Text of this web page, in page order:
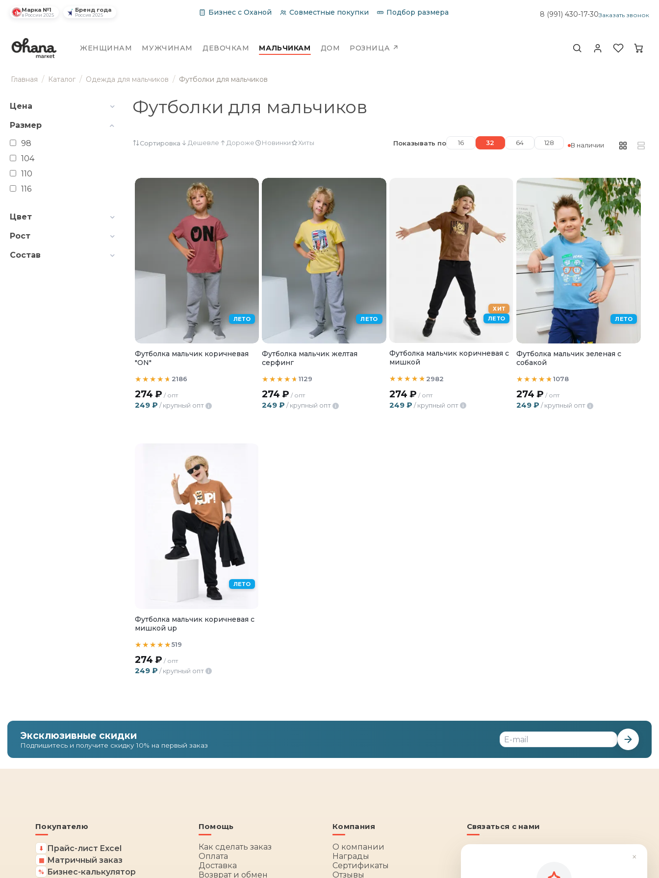
Марка №1
в России 2025
Бренд года
Россия 2025 Бизнес с Оханой Совместные покупки Подбор размера 8 (991) 430-17-30Заказать звонок
ЖЕНЩИНАМ МУЖЧИНАМ ДЕВОЧКАМ МАЛЬЧИКАМ ДОМ РОЗНИЦА ↗
Главная / Каталог / Одежда для мальчиков / Футболки для мальчиков
Цена
Размер
98
104
110
116
Цвет
Рост
Состав
Футболки для мальчиков
В наличии
Сортировка Дешевле Дороже Новинки Хиты Показывать по 16 32 64 128
ЛЕТО
Футболка мальчик коричневая
"ON"
2186
274 ₽ / опт
249 ₽ / крупный опт i
ЛЕТО
Футболка мальчик желтая
серфинг
1129
274 ₽ / опт
249 ₽ / крупный опт i
ХИТ
ЛЕТО
Футболка мальчик коричневая с
мишкой
2982
274 ₽ / опт
249 ₽ / крупный опт i
ЛЕТО
Футболка мальчик зеленая с
собакой
1078
274 ₽ / опт
249 ₽ / крупный опт i
ЛЕТО
Футболка мальчик коричневая с
мишкой up
519
274 ₽ / опт
249 ₽ / крупный опт i
Эксклюзивные скидки
Подпишитесь и получите скидку 10% на первый заказ
Покупателю
⬇ Прайс-лист Excel
▦ Матричный заказ
% Бизнес-калькулятор
Помощь
Как сделать заказ
Оплата
Доставка
Возврат и обмен
Компания
О компании
Награды
Сертификаты
Отзывы
Связаться с нами
8 (991) 430-17-30
×